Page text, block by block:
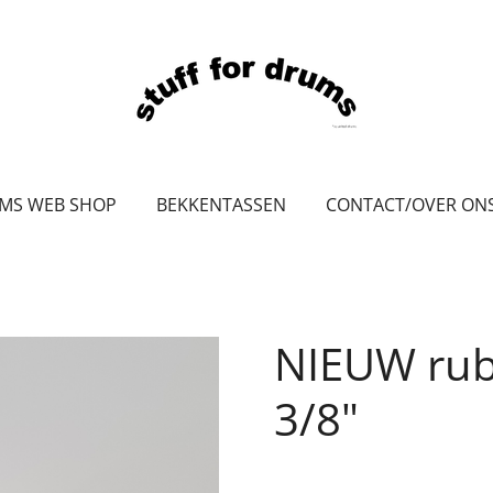
WEB SHOP BEKKENTASSEN CONTACT/OVER
NIEUW
3/8"